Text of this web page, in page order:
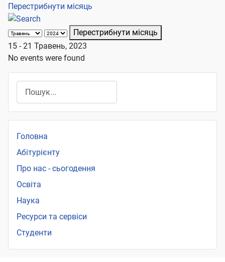
Перестрибнути місяць
Перестрибнути місяць
15 - 21 Травень, 2023
No events were found
Головна
Абітурієнту
Про нас - сьогодення
Освіта
Наука
Ресурси та сервіси
Студенти